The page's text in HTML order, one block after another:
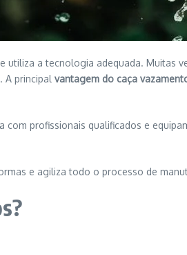
a tecnologia adequada. Muitas
A principal vantagem do caça
com profissionais qualificados e
e agiliza todo o processo de